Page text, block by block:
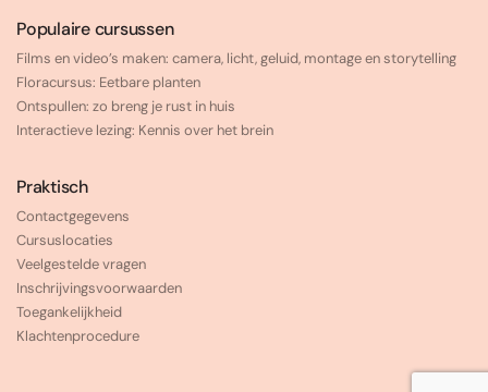
Populaire cursussen
Films en video’s maken: camera, licht, geluid, montage en storytelling
Floracursus: Eetbare planten
Ontspullen: zo breng je rust in huis
Interactieve lezing: Kennis over het brein
Praktisch
Contactgegevens
Cursuslocaties
Veelgestelde vragen
Inschrijvingsvoorwaarden
Toegankelijkheid
Klachtenprocedure